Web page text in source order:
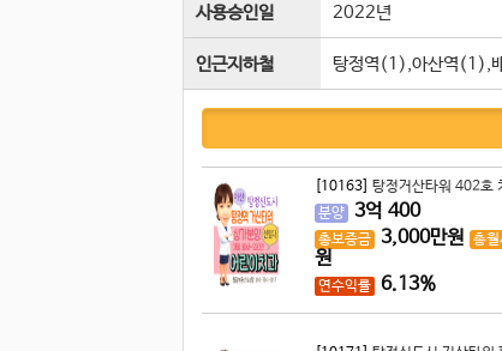
사용승인일 2022년
인근지하철 탕정역(1),아산역(1),
[10163] 탕정거산타워 402호
분양
3억 400
총보증금 3,000만원 총월
원
연수익률 6.13%